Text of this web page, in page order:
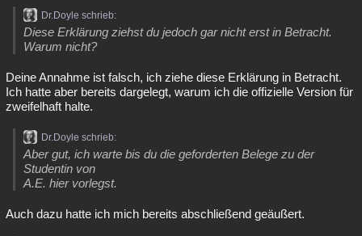
Dr.Doyle schrieb:
Diese Erklärung ziehst du jedoch gar nicht erst in Betracht.
Warum nicht?
Deine Annahme ist falsch, ich ziehe diese Erklärung in Betracht.
Ich hatte aber bereits dargelegt, warum ich die offizielle Version für
zweifelhaft halte.
Dr.Doyle schrieb:
Aber gut, ich warte bis du die geforderten Belege zu der
Studentin von
A.E. hier vorlegst.
Auch dazu hatte ich mich bereits abschließend geäußert.